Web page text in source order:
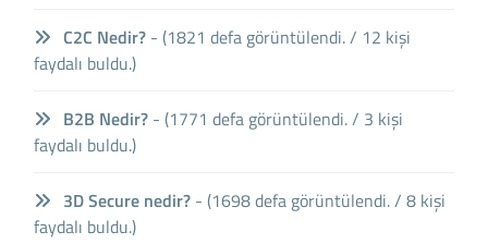
C2C Nedir? - (1821 defa görüntülendi. / 12 kişi
faydalı buldu.)
B2B Nedir? - (1771 defa görüntülendi. / 3 kişi
faydalı buldu.)
3D Secure nedir? - (1698 defa görüntülendi. / 8 kişi
faydalı buldu.)